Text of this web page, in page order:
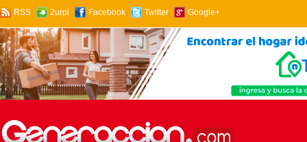
RSS 2urpi Facebook Twitter Google+